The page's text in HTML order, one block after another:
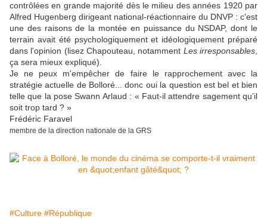
contrôlées en grande majorité dès le milieu des années 1920 par
Alfred Hugenberg dirigeant national-réactionnaire du DNVP : c'est
une des raisons de la montée en puissance du NSDAP, dont le
terrain avait été psychologiquement et idéologiquement préparé
dans l'opinion (lisez Chapouteau, notamment Les irresponsables
ça sera mieux expliqué).
Je ne peux m'empêcher de faire le rapprochement avec la
stratégie actuelle de Bolloré... donc oui la question est bel et bien
telle que la pose Swann Arlaud : « Faut-il attendre sagement qu’il
soit trop tard ? »
Frédéric Faravel
membre de la direction nationale de la GRS
#Culture #République